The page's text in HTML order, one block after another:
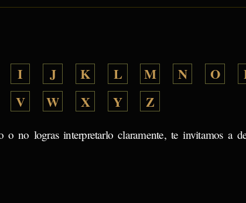
I J K L M N O
V W X Y Z
no logras interpretarlo claramente, te invitamos a